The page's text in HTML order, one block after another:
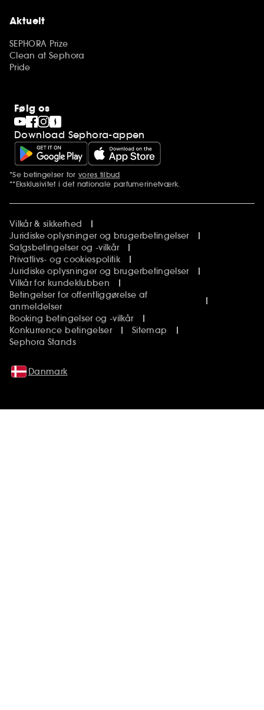
Aktuelt
SEPHORA Prize
Clean at Sephora
Pride
Følg os
Download Sephora-appen
Yderligere bemærkninger
*Se betingelser for vores tilbud
**Eksklusivitet i det nationale parfumerinetværk.
Vilkår & sikkerhed
Juridiske oplysninger og brugerbetingelser
Salgsbetingelser og -vilkår
Privatlivs- og cookiespolitik
Juridiske oplysninger og brugerbetingelser
Vilkår for kundeklubben
Betingelser for offentliggørelse af
anmeldelser
Booking betingelser og -vilkår
Konkurrence betingelser
Sitemap
Sephora Stands
Danmark